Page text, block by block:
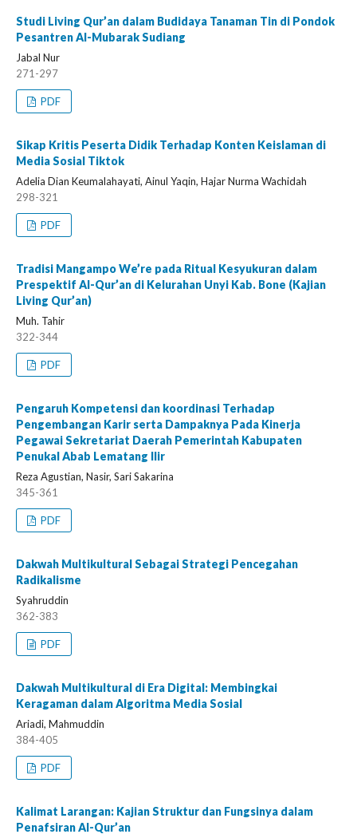
Studi Living Qur’an dalam Budidaya Tanaman Tin di Pondok
Pesantren Al-Mubarak Sudiang
Jabal Nur
271-297
PDF
Sikap Kritis Peserta Didik Terhadap Konten Keislaman di
Media Sosial Tiktok
Adelia Dian Keumalahayati, Ainul Yaqin, Hajar Nurma Wachidah
298-321
PDF
Tradisi Mangampo We’re pada Ritual Kesyukuran dalam
Prespektif Al-Qur’an di Kelurahan Unyi Kab. Bone (Kajian
Living Qur’an)
Muh. Tahir
322-344
PDF
Pengaruh Kompetensi dan koordinasi Terhadap
Pengembangan Karir serta Dampaknya Pada Kinerja
Pegawai Sekretariat Daerah Pemerintah Kabupaten
Penukal Abab Lematang Ilir
Reza Agustian, Nasir, Sari Sakarina
345-361
PDF
Dakwah Multikultural Sebagai Strategi Pencegahan
Radikalisme
Syahruddin
362-383
PDF
Dakwah Multikultural di Era Digital: Membingkai
Keragaman dalam Algoritma Media Sosial
Ariadi, Mahmuddin
384-405
PDF
Kalimat Larangan: Kajian Struktur dan Fungsinya dalam
Penafsiran Al-Qur’an